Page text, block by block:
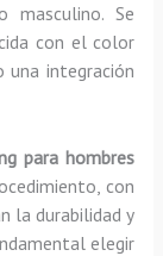
Se
con el color
una integración
para hombres
con
la durabilidad y
elegir